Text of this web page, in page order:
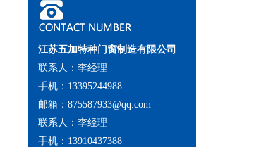
江苏五加特种门窗制造有限公司
联系人：李经理
手机：13395244988
邮箱：875587933@qq.com
联系人：李经理
手机：13910437388